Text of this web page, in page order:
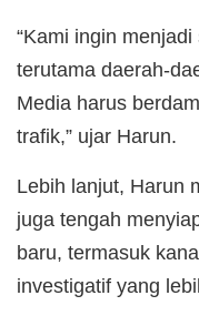
“Kami ingin
terutama daerah-
Media harus
trafik,” ujar Harun.
Lebih lanjut, Harun
juga tengah
baru, termasuk
investigatif yang